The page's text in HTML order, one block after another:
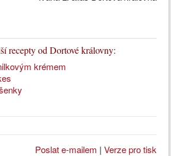
recepty od Dortové královny:
krémem
Poslat e-mailem | Verze pro tisk